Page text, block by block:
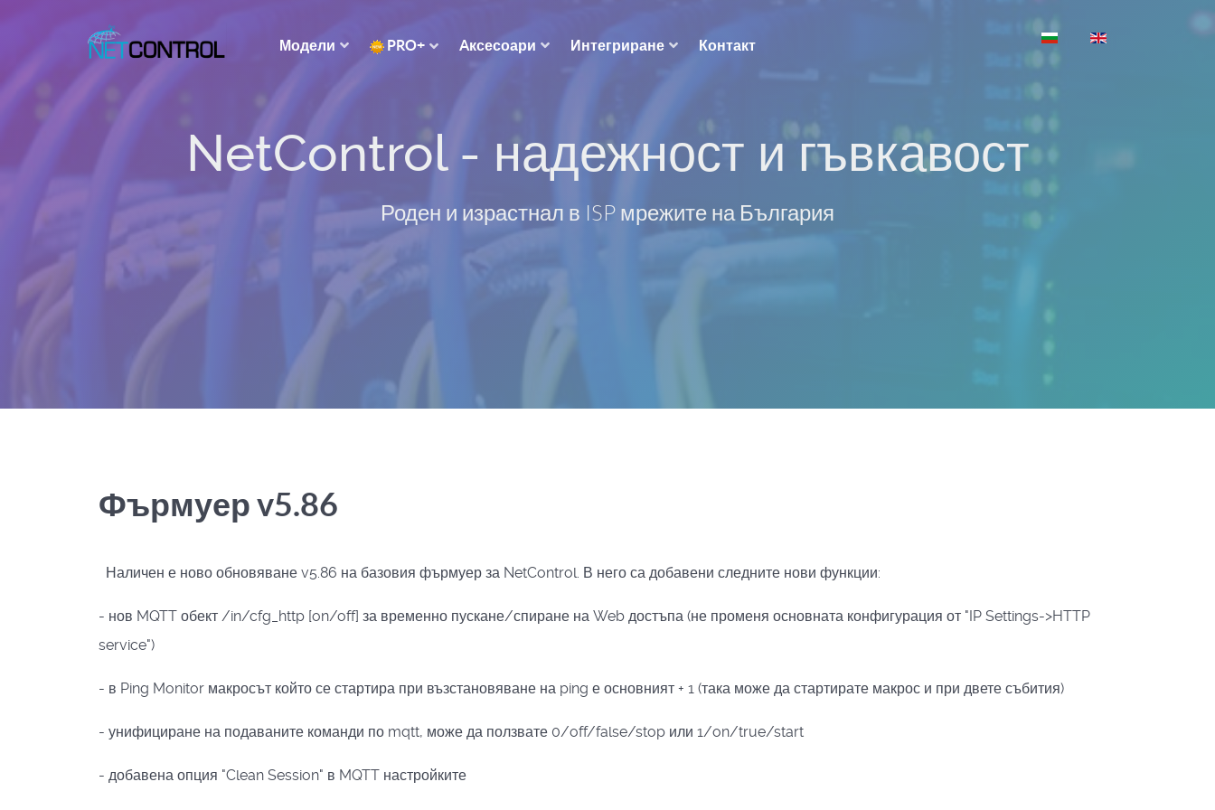
Модели PRO+ Aксесоари Интегриране Контакт
Изберете език
NetControl - надежност и гъвкавост
Роден и израстнал в ISP мрежите на България
Фърмуер v5.86
Наличен е ново обновяване v5.86 на базовия фърмуер за NetControl. В него са добавени следните нови функции:
- нов MQTT обект /in/cfg_http [on/off] за временно пускане/спиране на Web достъпа (не променя основната конфигурация от "IP Settings->HTTP
service")
- в Ping Monitor макросът който се стартира при възстановяване на ping е основният + 1 (така може да стартирате макрос и при двете събития)
- унифициране на подаваните команди по mqtt, може да ползвате 0/off/false/stop или 1/on/true/start
- добавена опция "Clean Session" в MQTT настройките